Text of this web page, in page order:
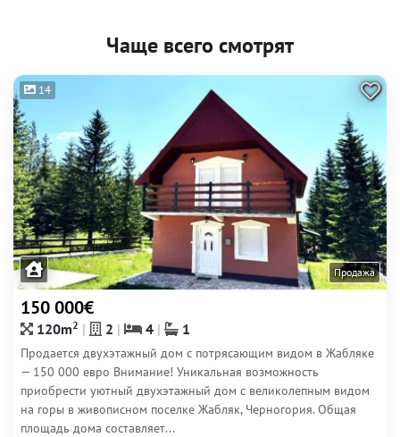
Чаще всего смотрят
14
Продажа
150 000€
120m2 2 4 1
Продается двухэтажный дом с потрясающим видом в Жабляке
— 150 000 евро Внимание! Уникальная возможность
приобрести уютный двухэтажный дом с великолепным видом
на горы в живописном поселке Жабляк, Черногория. Общая
площадь дома составляет...